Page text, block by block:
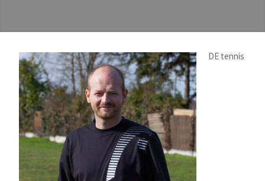
DE tennis